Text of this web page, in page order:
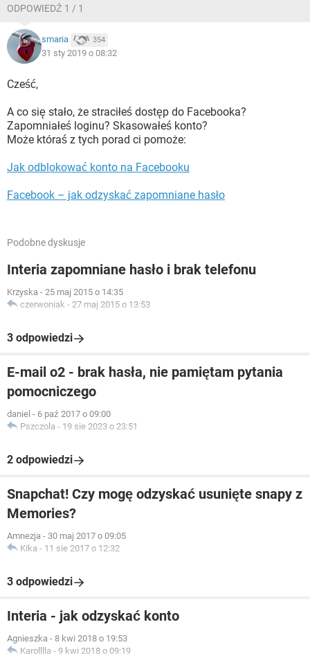
ODPOWIEDŹ 1 / 1
smaria 354
31 sty 2019 o 08:32
Cześć,
A co się stało, że straciłeś dostęp do Facebooka?
Zapomniałeś loginu? Skasowałeś konto?
Może któraś z tych porad ci pomoże:
Jak odblokować konto na Facebooku
Facebook – jak odzyskać zapomniane hasło
Podobne dyskusje
Interia zapomniane hasło i brak telefonu
Krzyska - 25 maj 2015 o 14:35
czerwoniak - 27 maj 2015 o 13:53
3 odpowiedzi
E-mail o2 - brak hasła, nie pamiętam pytania
pomocniczego
daniel - 6 paź 2017 o 09:00
Pszczola - 19 sie 2023 o 23:51
2 odpowiedzi
Snapchat! Czy mogę odzyskać usunięte snapy z
Memories?
Amnezja - 30 maj 2017 o 09:05
Kika - 11 sie 2017 o 12:32
3 odpowiedzi
Interia - jak odzyskać konto
Agnieszka - 8 kwi 2018 o 19:53
Karolllla - 9 kwi 2018 o 09:19